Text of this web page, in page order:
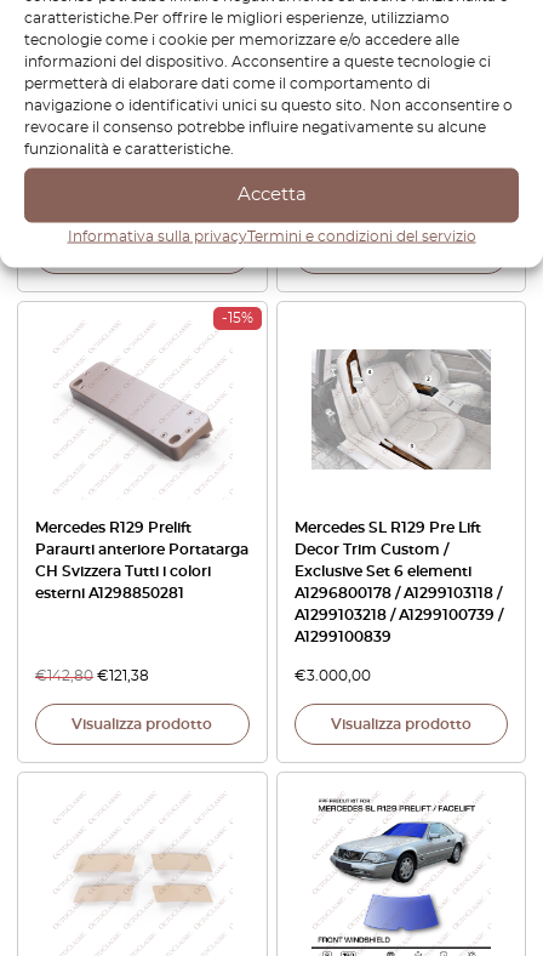
caratteristiche.Per offrire le migliori esperienze, utilizziamo
tecnologie come i cookie per memorizzare e/o accedere alle
informazioni del dispositivo. Acconsentire a queste tecnologie ci
permetterà di elaborare dati come il comportamento di
navigazione o identificativi unici su questo sito. Non acconsentire o
revocare il consenso potrebbe influire negativamente su alcune
funzionalità e caratteristiche.
Accetta
Informativa sulla privacyTermini e condizioni del servizio
Mercedes R129 Soft Top
Tetto morbido Cavo fune
metallica staffa di montaggio
Guida
Mercedes SL R107 / R129 /
W140 / C140 CL Accensione
Barrel Lock Surround Trim
Nero A1296890080 /
A1296890880
€
-15%
Mercedes R129 Prelift
Paraurti anteriore Portatarga
CH Svizzera Tutti i colori
esterni A1298850281
€142,80 €121,38
Visualizza prodotto
Mercedes SL R129 Pre Lift
Decor Trim Custom /
Exclusive Set 6 elementi
A1296800178 / A1299103118 /
A1299103218 / A1299100739 /
A1299100839
€3.000,00
Visualizza prodotto